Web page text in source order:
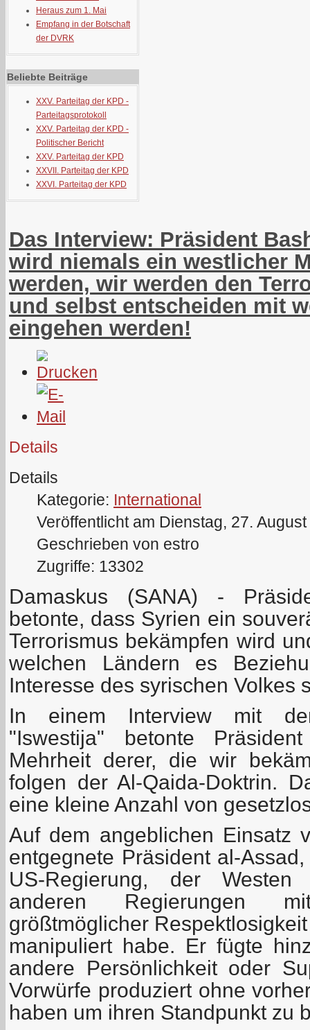
Heraus zum 1. Mai
Empfang in der Botschaft
der DVRK
Beliebte Beiträge
XXV. Parteitag der KPD -
Parteitagsprotokoll
XXV. Parteitag der KPD -
Politischer Bericht
XXV. Parteitag der KPD
XXVII. Parteitag der KPD
XXVI. Parteitag der KPD
Das Interview: Präsident
wird niemals ein westlicher
werden, wir werden den
und selbst entscheiden mit
eingehen werden!
Details
Details
Kategorie: International
Veröffentlicht am Dienstag, 27.
Geschrieben von estro
Zugriffe: 13302
Damaskus (SANA) -
betonte, dass Syrien ein
Terrorismus bekämpfen wird
welchen Ländern es
Interesse des syrischen Volkes
In einem Interview mit
"Iswestija" betonte
Mehrheit derer, die wir
folgen der Al-Qaida-Doktrin.
eine kleine Anzahl von
Auf dem angeblichen Einsatz
entgegnete Präsident al-
US-Regierung, der
anderen Regierungen
größtmöglicher
manipuliert habe. Er fügte
andere Persönlichkeit oder
Vorwürfe produziert ohne
haben um ihren Standpunkt zu